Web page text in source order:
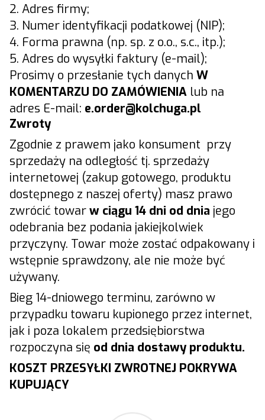
2. Adres firmy;
3. Numer identyfikacji podatkowej (NIP);
4. Forma prawna (np. sp. z o.o., s.c., itp.);
5. Adres do wysyłki faktury (e-mail);
Prosimy o przesłanie tych danych W
KOMENTARZU DO ZAMÓWIENIA lub na
adres E-mail: e.order@kolchuga.pl
Zwroty
Zgodnie z prawem jako konsument przy
sprzedaży na odległość tj. sprzedaży
internetowej (zakup gotowego, produktu
dostępnego z naszej oferty) masz prawo
zwrócić towarw ciągu 14 dni od dnia jego
odebrania bez podania jakiejkolwiek
przyczyny. Towar może zostać odpakowany i
wstępnie sprawdzony, ale nie może być
używany.
Bieg 14-dniowego terminu, zarówno w
przypadku towaru kupionego przez internet,
jak i poza lokalem przedsiębiorstwa
rozpoczyna się od dnia dostawy produktu.
KOSZT PRZESYŁKI ZWROTNEJ POKRYWA
KUPUJĄCY